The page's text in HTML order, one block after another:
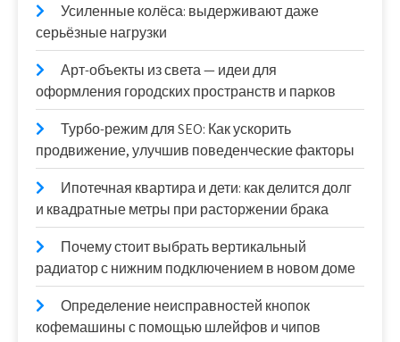
Усиленные колёса: выдерживают даже
серьёзные нагрузки
Арт-объекты из света — идеи для
оформления городских пространств и парков
Турбо-режим для SEO: Как ускорить
продвижение, улучшив поведенческие факторы
Ипотечная квартира и дети: как делится долг
и квадратные метры при расторжении брака
Почему стоит выбрать вертикальный
радиатор с нижним подключением в новом доме
Определение неисправностей кнопок
кофемашины с помощью шлейфов и чипов